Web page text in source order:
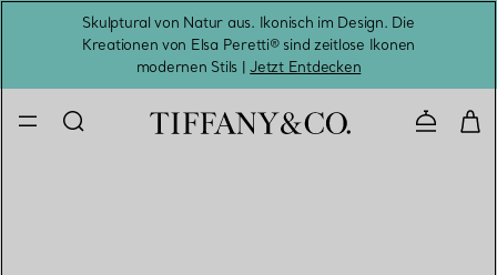
Skulptural von Natur aus. Ikonisch im Design. Die
Kreationen von Elsa Peretti® sind zeitlose Ikonen
modernen Stils |Jetzt Entdecken